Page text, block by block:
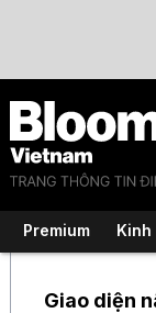
Premium Kinh
Giao diện